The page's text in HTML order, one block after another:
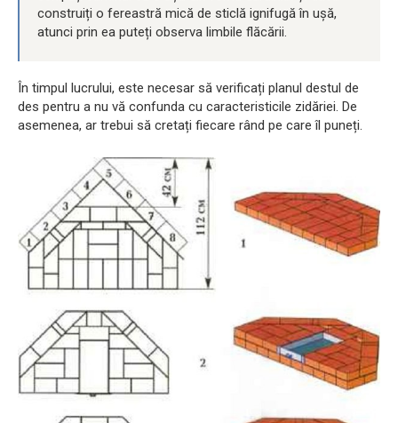
construiți o fereastră mică de sticlă ignifugă în ușă,
atunci prin ea puteți observa limbile flăcării.
În timpul lucrului, este necesar să verificați planul destul de
des pentru a nu vă confunda cu caracteristicile zidăriei. De
asemenea, ar trebui să cretați fiecare rând pe care îl puneți.